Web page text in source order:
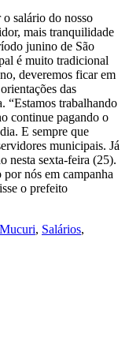
salário do nosso
mais tranquilidade
junino de São
é muito tradicional
deveremos ficar em
das
“Estamos trabalhando
continue pagando o
E sempre que
municipais. Já
nesta sexta-feira (25).
nós em campanha
o prefeito
, Salários,